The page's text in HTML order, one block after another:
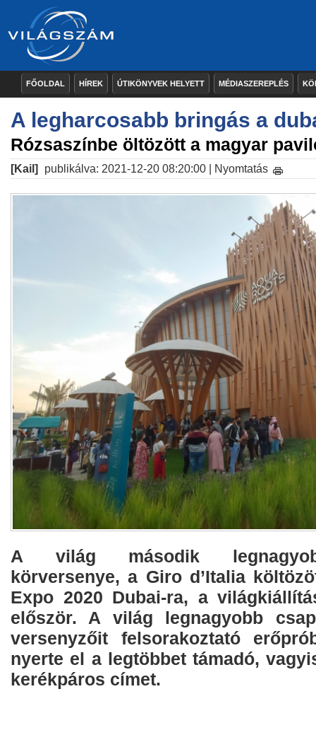
FŐOLDAL HÍREK ÚTIKÖNYVEK HELYETT MÉDIASZEREPLÉS
A legharcosabb bringás a
Rózsaszínbe öltözött a magyar
[Kail] publikálva: 2021-12-20 08:20:00 | Nyomtatás
A világ második
körversenye, a Giro d’Italia
Expo 2020 Dubai-ra, a
először. A világ legnagyobb
versenyzőit felsorakoztató
nyerte el a legtöbbet támadó,
kerékpáros címet.